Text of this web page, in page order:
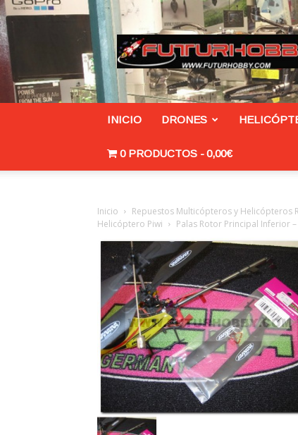
Futurhobby.com/tienda
INICIO DRONES
0 PRODUCTOS 0,00€
Inicio Repuestos Multicópteros y Helicópteros
Helicóptero Piwi
Palas Rotor Principal Inferior –